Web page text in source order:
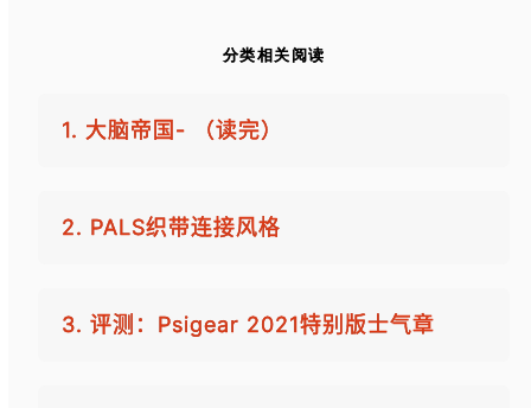
分类相关阅读
1. 大脑帝国- （读完）
2. PALS织带连接风格
3. 评测：Psigear 2021特别版士气章